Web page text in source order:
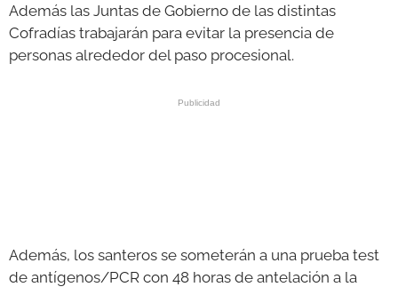
Además las Juntas de Gobierno de las distintas
Cofradías trabajarán para evitar la presencia de
personas alrededor del paso procesional.
Además, los santeros se someterán a una prueba test
de antígenos/PCR con 48 horas de antelación a la